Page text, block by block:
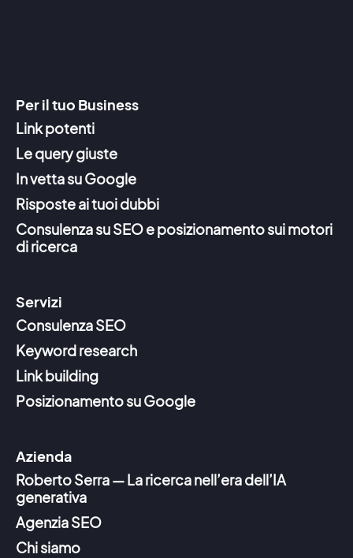
Per il tuo Business
Link potenti
Le query giuste
In vetta su Google
Risposte ai tuoi dubbi
Consulenza su SEO e posizionamento sui motori
di ricerca
Servizi
Consulenza SEO
Keyword research
Link building
Posizionamento su Google
Azienda
Roberto Serra — La ricerca nell’era dell’IA
generativa
Agenzia SEO
Chi siamo